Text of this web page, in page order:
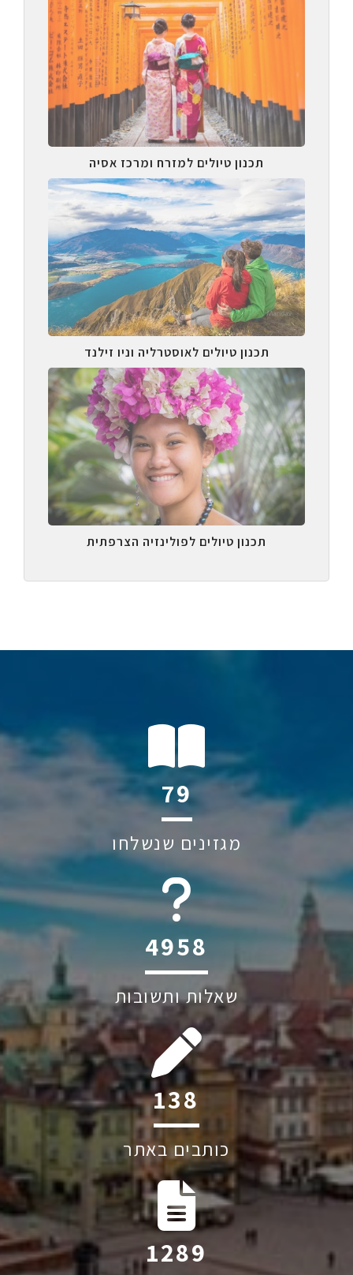
תכנון טיולים למזרח ומרכז אסיה
תכנון טיולים לאוסטרליה וניו זילנד
תכנון טיולים לפולינזיה הצרפתית
128
מגזינים שנשלחו
6045
שאלות ותשובות
223
כותבים באתר
2079